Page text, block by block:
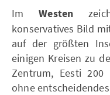
ImWesten
konservatives Bild
auf der größten
einigen Kreisen zu
Zentrum, Eesti 200
ohne